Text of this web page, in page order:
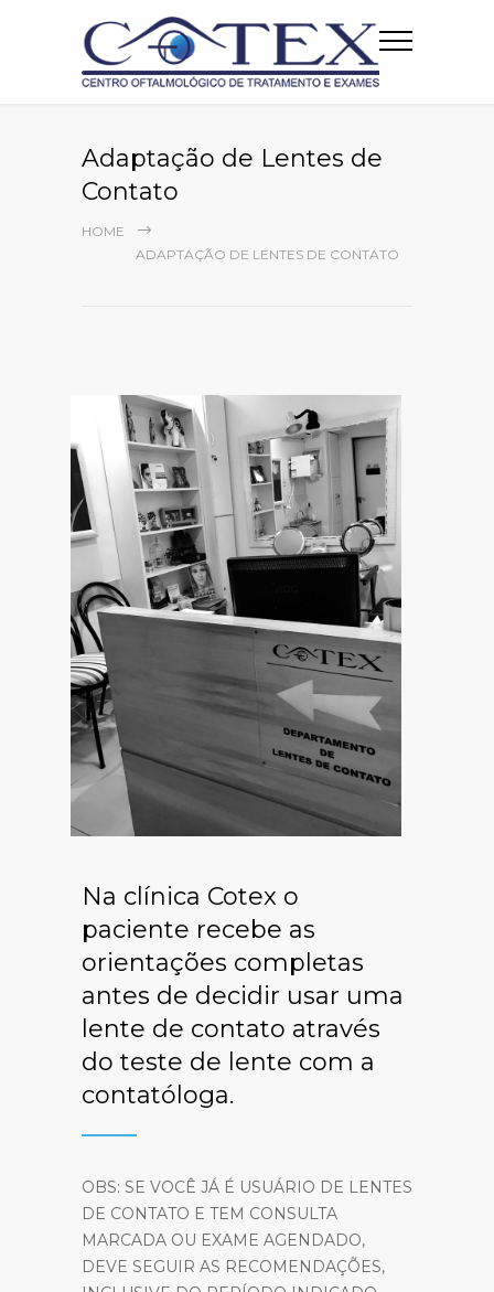
Adaptação de Lentes de
Contato
HOME
ADAPTAÇÃO DE LENTES DE CONTATO
Na clínica Cotex o
paciente recebe as
orientações completas
antes de decidir usar uma
lente de contato através
do teste de lente com a
contatóloga.
OBS: SE VOCÊ JÁ É USUÁRIO DE LENTES
DE CONTATO E TEM CONSULTA
MARCADA OU EXAME AGENDADO,
DEVE SEGUIR AS RECOMENDAÇÕES,